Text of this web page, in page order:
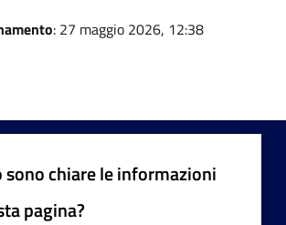
: 27 maggio 2026, 12:38
sono chiare le informazioni
pagina?